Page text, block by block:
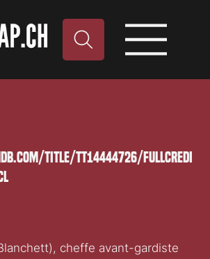
title/tt14444726/fullcredi
cheffe avant-gardiste